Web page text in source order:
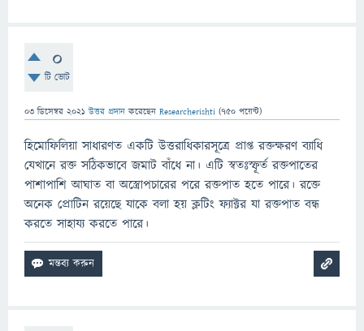
0
টি ভোট
03 ডিসেম্বর 2021 উত্তর প্রদান করেছেন Researcherishti (750 পয়েন্ট)
হিমোফিলিয়া সাধারণত একটি উত্তরাধিকারসূত্রে প্রাপ্ত রক্তক্ষরণ ব্যাধি
যেখানে রক্ত সঠিকভাবে জমাট বাঁধে না। এটি স্বতঃস্ফূর্ত রক্তপাতের
পাশাপাশি আঘাত বা অস্ত্রোপচারের পরে রক্তপাত হতে পারে। রক্তে
অনেক প্রোটিন রয়েছে যাকে বলা হয় ক্লটিং ফ্যাক্টর যা রক্তপাত বন্ধ
করতে সাহায্য করতে পারে।